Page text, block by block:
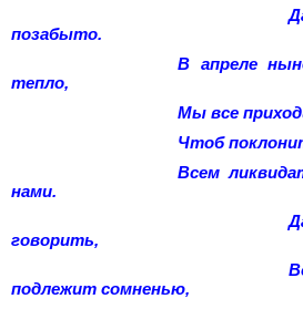
позабыто.
В апреле
тепло,
Мы все
Чтоб
Всем
нами.
говорить,
подлежит сомненью,